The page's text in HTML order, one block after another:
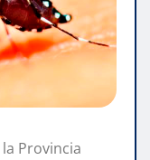
Provincia